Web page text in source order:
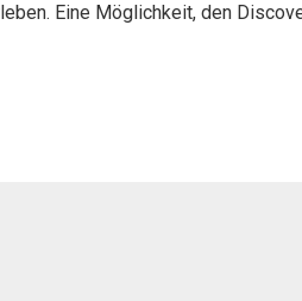
Eine Möglichkeit, den